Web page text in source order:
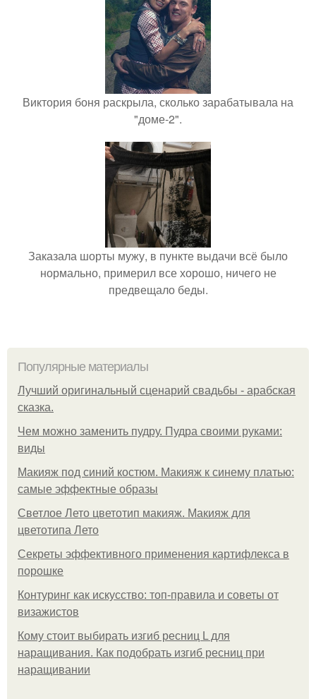
Виктория боня раскрыла, сколько зарабатывала на
"доме-2".
Заказала шорты мужу, в пункте выдачи всё было
нормально, примерил все хорошо, ничего не
предвещало беды.
Популярные материалы
Лучший оригинальный сценарий свадьбы - арабская
сказка.
Чем можно заменить пудру. Пудра своими руками:
виды
Макияж под синий костюм. Макияж к синему платью:
самые эффектные образы
Светлое Лето цветотип макияж. Макияж для
цветотипа Лето
Секреты эффективного применения картифлекса в
порошке
Контуринг как искусство: топ-правила и советы от
визажистов
Кому стоит выбирать изгиб ресниц L для
наращивания. Как подобрать изгиб ресниц при
наращивании